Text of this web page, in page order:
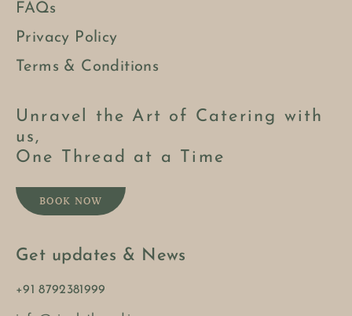
FAQs
Privacy Policy
Terms & Conditions
Unravel the Art of Catering with
us,
One Thread at a Time
BOOK NOW
Get updates & News
+91 8792381999